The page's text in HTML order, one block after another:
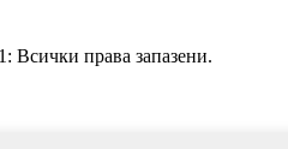
Всички права запазени.